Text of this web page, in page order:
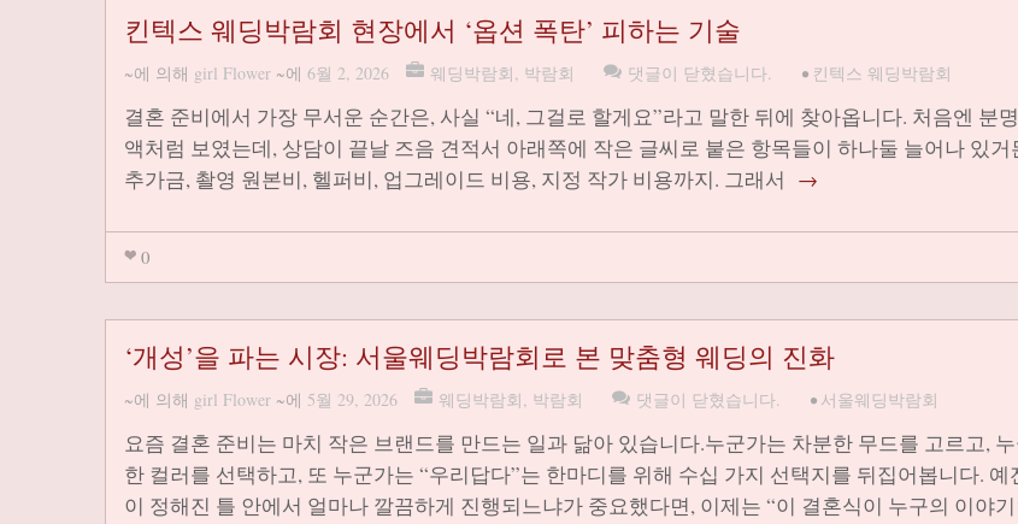
킨텍스 웨딩박람회 현장에서 ‘옵션 폭탄’ 피하는 기술
~에 의해 girl Flower ~에 6월 2, 2026 웨딩박람회, 박람회 댓글이 닫혔습니다. • 킨텍스 웨딩박람회
결혼 준비에서 가장 무서운 순간은, 사실 “네, 그걸로 할게요”라고 말한 뒤에 찾아옵니다. 처음엔 분
액처럼 보였는데, 상담이 끝날 즈음 견적서 아래쪽에 작은 글씨로 붙은 항목들이 하나둘 늘어나 있거
추가금, 촬영 원본비, 헬퍼비, 업그레이드 비용, 지정 작가 비용까지. 그래서 →
0
‘개성’을 파는 시장: 서울웨딩박람회로 본 맞춤형 웨딩의 진화
~에 의해 girl Flower ~에 5월 29, 2026 웨딩박람회, 박람회 댓글이 닫혔습니다. • 서울웨딩박람회
요즘 결혼 준비는 마치 작은 브랜드를 만드는 일과 닮아 있습니다.누군가는 차분한 무드를 고르고,
한 컬러를 선택하고, 또 누군가는 “우리답다”는 한마디를 위해 수십 가지 선택지를 뒤집어봅니다. 예
이 정해진 틀 안에서 얼마나 깔끔하게 진행되느냐가 중요했다면, 이제는 “이 결혼식이 누구의 이야